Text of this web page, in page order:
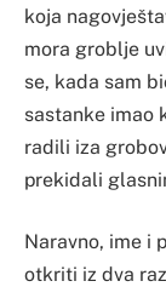
koja
mora groblje
se, kada sam
sastanke imao
radili iza
prekidali
Naravno, ime i
otkriti iz dva